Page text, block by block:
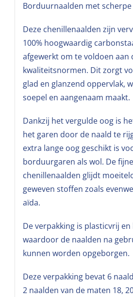
Borduurnaalden met
Deze chenillenaalden zijn
100% hoogwaardig
afgewerkt om te voldoen aan
kwaliteitsnormen. Dit zorgt
glad en glanzend oppervlak,
soepel en aangenaam maakt.
Dankzij het vergulde oog is
het garen door de naald te
extra lange oog geschikt is
borduurgaren als wol. De
chenillenaalden glijdt
geweven stoffen zoals
aïda.
De verpakking is plasticvrij
waardoor de naalden na
kunnen worden opgeborgen.
Deze verpakking bevat 6
2 naalden van de maten 18,